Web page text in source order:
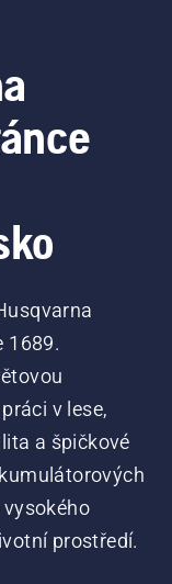
1689.
v lese,
a špičkové
prostředí.